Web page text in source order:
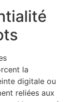
la
digitale ou
reliées aux